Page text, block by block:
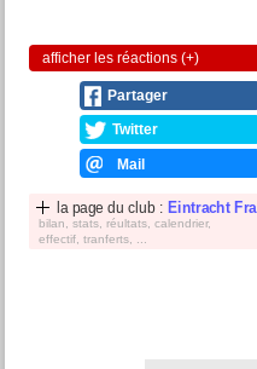
afficher les réactions (+)
Partager
Twitter
Mail
la page du club : Eintracht
bilan, stats, réultats, calendrier,
effectif, tranferts, ...